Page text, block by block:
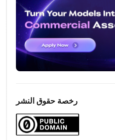
رخصة حقوق النشر